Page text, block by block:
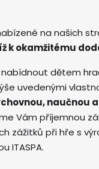
na našich
k okamžitému
dětem
uvedenými
naučnou
Vám příjemnou
zážitků při hře s
ITASPA.